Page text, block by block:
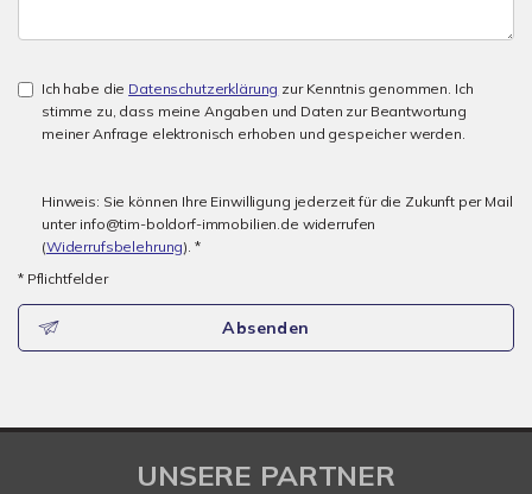
Ich habe die Datenschutzerklärung zur Kenntnis genommen. Ich
stimme zu, dass meine Angaben und Daten zur Beantwortung
meiner Anfrage elektronisch erhoben und gespeicher werden.
Hinweis: Sie können Ihre Einwilligung jederzeit für die Zukunft per Mail
unter info@tim-boldorf-immobilien.de widerrufen
(Widerrufsbelehrung). *
* Pflichtfelder
Absenden
UNSERE PARTNER